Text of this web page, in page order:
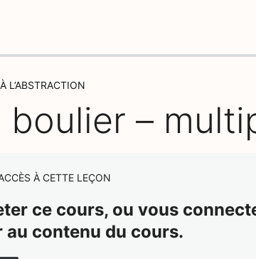
L’ABSTRACTION
boulier –
À CETTE LEÇON
ce cours, ou vous
au contenu du cours.